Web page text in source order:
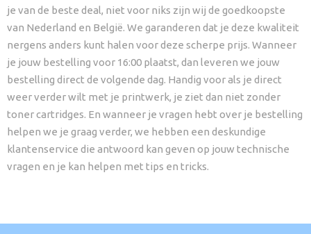
je van de beste deal, niet voor niks zijn wij de goedkoopste
van Nederland en België. We garanderen dat je deze kwaliteit
nergens anders kunt halen voor deze scherpe prijs. Wanneer
je jouw bestelling voor 16:00 plaatst, dan leveren we jouw
bestelling direct de volgende dag. Handig voor als je direct
weer verder wilt met je printwerk, je ziet dan niet zonder
toner cartridges. En wanneer je vragen hebt over je bestelling
helpen we je graag verder, we hebben een deskundige
klantenservice die antwoord kan geven op jouw technische
vragen en je kan helpen met tips en tricks.